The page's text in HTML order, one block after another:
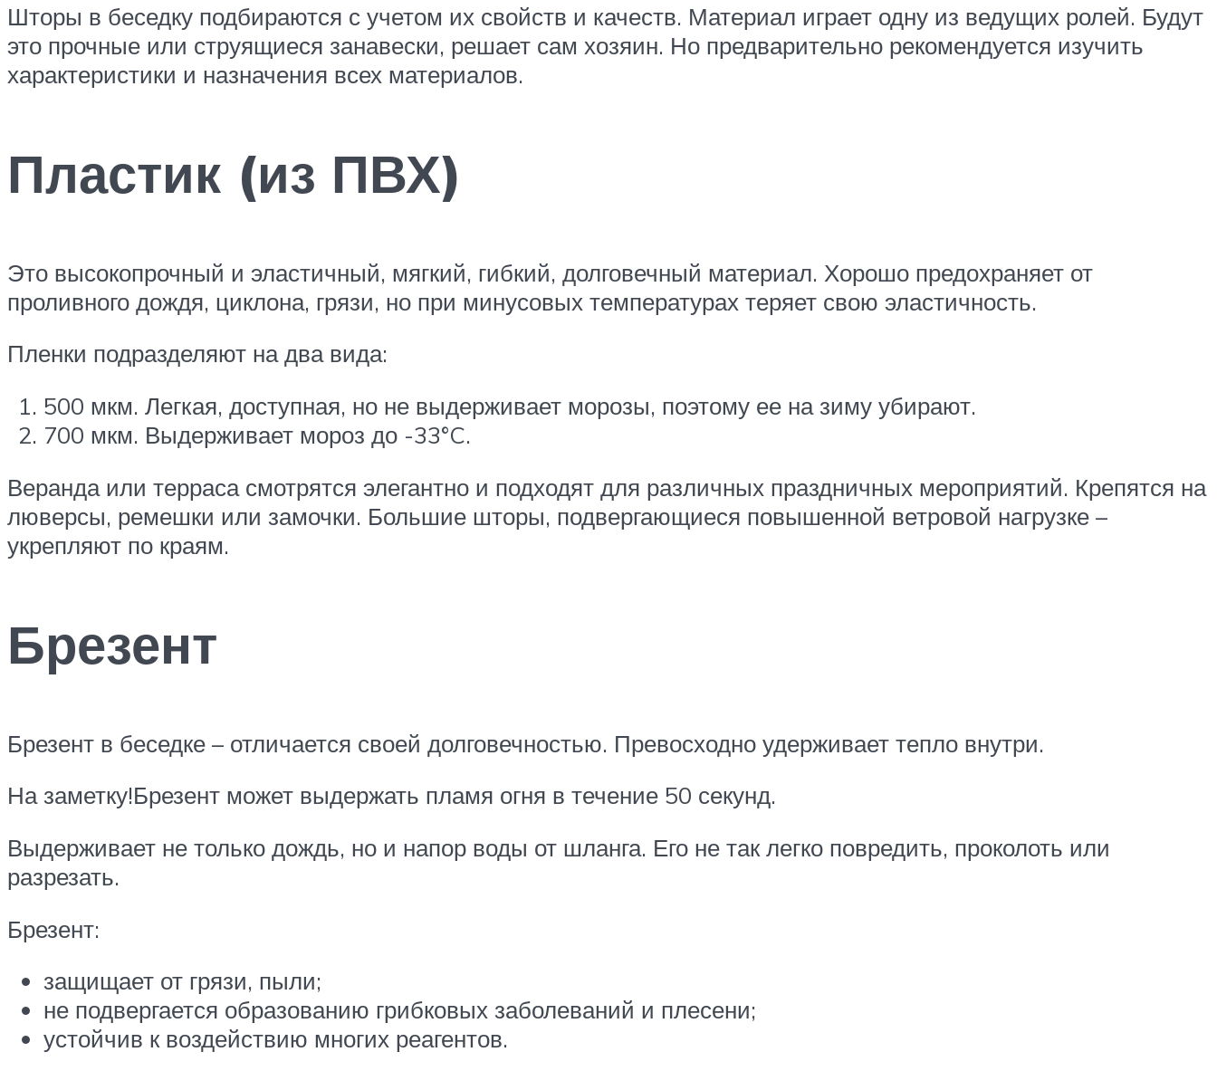
Шторы в беседку подбираются с учетом их свойств и качеств. Материал играет одну из ведущих ролей. Будут
это прочные или струящиеся занавески, решает сам хозяин. Но предварительно рекомендуется изучить
характеристики и назначения всех материалов.
Пластик (из ПВХ)
Это высокопрочный и эластичный, мягкий, гибкий, долговечный материал. Хорошо предохраняет от
проливного дождя, циклона, грязи, но при минусовых температурах теряет свою эластичность.
Пленки подразделяют на два вида:
500 мкм. Легкая, доступная, но не выдерживает морозы, поэтому ее на зиму убирают.
700 мкм. Выдерживает мороз до -33°C.
Веранда или терраса смотрятся элегантно и подходят для различных праздничных мероприятий. Крепятся на
люверсы, ремешки или замочки. Большие шторы, подвергающиеся повышенной ветровой нагрузке –
укрепляют по краям.
Брезент
Брезент в беседке – отличается своей долговечностью. Превосходно удерживает тепло внутри.
На заметку!Брезент может выдержать пламя огня в течение 50 секунд.
Выдерживает не только дождь, но и напор воды от шланга. Его не так легко повредить, проколоть или
разрезать.
Брезент:
защищает от грязи, пыли;
не подвергается образованию грибковых заболеваний и плесени;
устойчив к воздействию многих реагентов.